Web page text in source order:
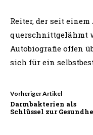
Reiter, der seit
querschnittgelähmt
Autobiografie offen
sich für ein
Vorheriger Artikel
Darmbakterien als
Schlüssel zur